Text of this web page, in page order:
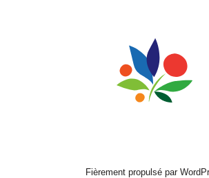
Fièrement propulsé par